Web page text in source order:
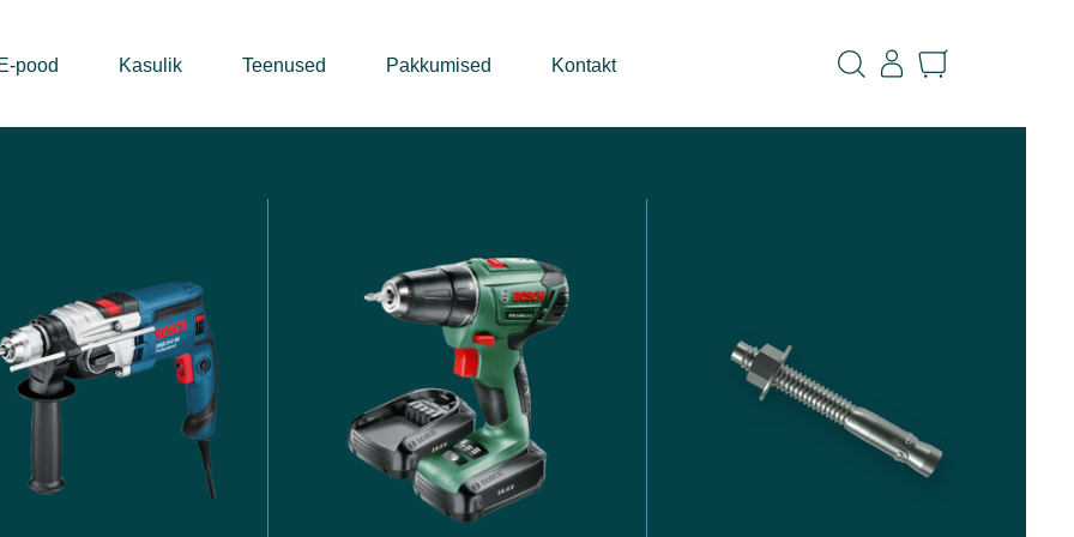
E-pood Kasulik Teenused Pakkumised Kontakt